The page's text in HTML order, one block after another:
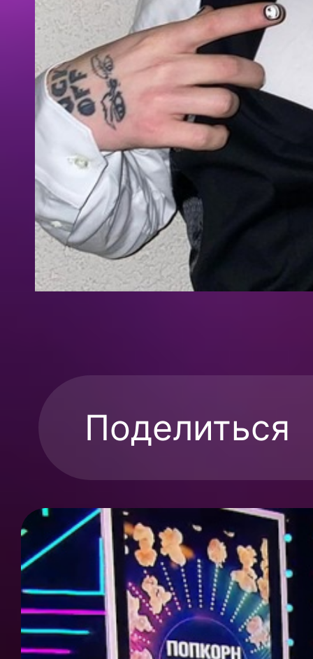
Поделиться